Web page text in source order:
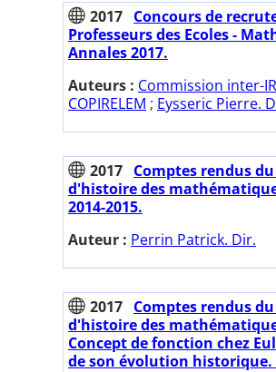
2017 Concours de
Professeurs des Ecoles -
Annales 2017.
Auteurs : Commission inter-
COPIRELEM ; Eysseric Pierre.
2017 Comptes rendus
d'histoire des
2014-2015.
Auteur : Perrin Patrick. Dir.
2017 Comptes rendus
d'histoire des
Concept de fonction chez
de son évolution historique.